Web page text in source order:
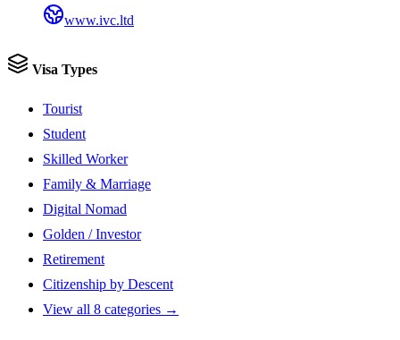
www.ivc.ltd
Visa Types
Tourist
Student
Skilled Worker
Family & Marriage
Digital Nomad
Golden / Investor
Retirement
Citizenship by Descent
View all 8 categories →